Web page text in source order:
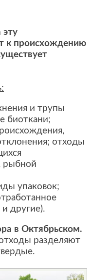
эту
к происхождению
и трупы
биоткани;
отходы
рыбной
упаковок;
другие).
в Октябрьском.
разделяют